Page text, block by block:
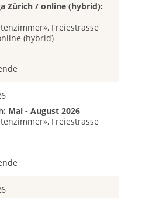
Zürich / online (hybrid):
Freiestrasse
(hybrid)
Mai - August 2026
Freiestrasse